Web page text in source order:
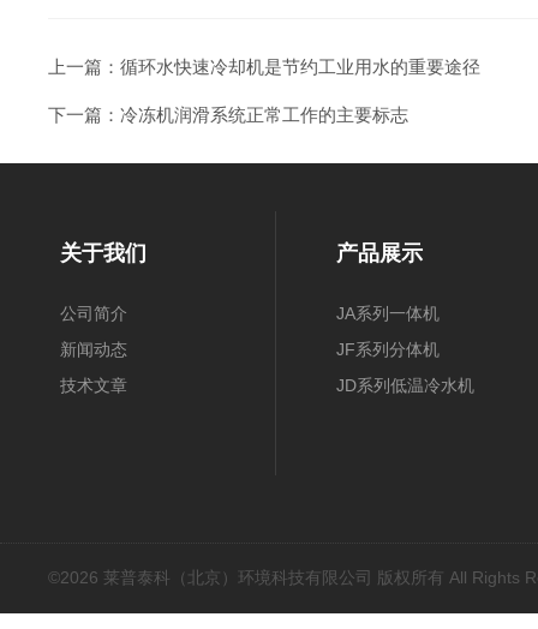
上一篇： 循环水快速冷却机是节约工业用水的重要途径
下一篇： 冷冻机润滑系统正常工作的主要标志
关于我们
公司简介
新闻动态
技术文章
产品展示
JA系列一体机
JF系列分体机
JD系列低温冷水机
©2026 莱普泰科（北京）环境科技有限公司 版权所有 All Rights